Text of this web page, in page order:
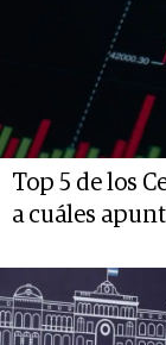
Top 5 de los
a cuáles